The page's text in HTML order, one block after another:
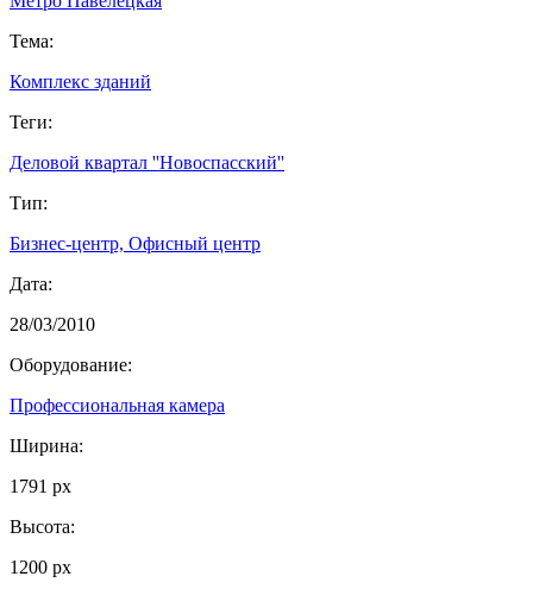
Тема:
Комплекс зданий
Теги:
Деловой квартал ''Новоспасский''
Тип:
Бизнес-центр, Офисный центр
Дата:
28/03/2010
Оборудование:
Профессиональная камера
Ширина:
1791 px
Высота:
1200 px